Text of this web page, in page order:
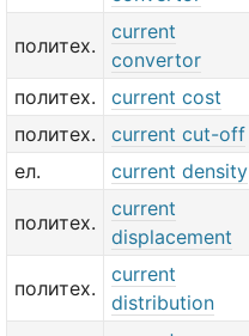
политех.
current
convertor
политех. current cost
политех.
current cut-off
ел.
current density
политех.
current
displacement
политех.
current
distribution